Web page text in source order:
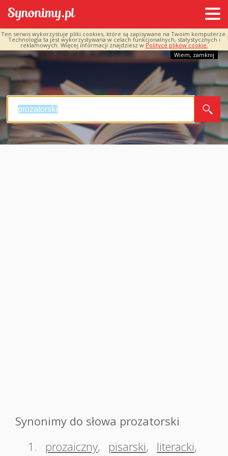
Ten serwis wykorzystuje pliki cookies, które są zapisywane na Twoim komputerze.
Technologia ta jest wykorzystywana w celach funkcjonalnych, statystycznych i
reklamowych. Więcej informacji znajdziesz w Polityce plików cookie.
Wiem, zamknij
Synonimy do słowa prozatorski
1.
prozaiczny, pisarski, literacki,